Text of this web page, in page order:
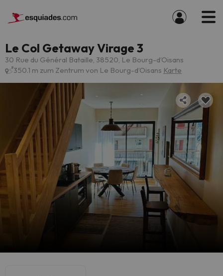
Le Col Getaway Virage 3
30 Rue du Général Bataille, 38520, Le Bourg-dʼOisans
350.1 m zum Zentrum von Le Bourg-dʼOisans Karte